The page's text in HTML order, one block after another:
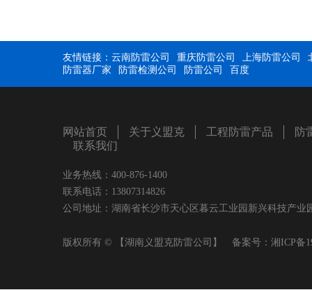
友情链接： 云南防雷公司 重庆防雷公司 上海防雷公司
防雷器厂家
防雷检测公司 防雷公司 百度
网站首页 关于义盟克 工程防雷产品
防
联系我们
业务热线：400-876-1400
联系电话：13807314826
公司地址：湖南省长沙市天心区暮云工业园新兴科技产业
版权所有 © 【湖南义盟克防雷公司】 备案号： 湘ICP备